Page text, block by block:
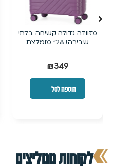
1,200
הוספה לסל
לקוחות ממליצים